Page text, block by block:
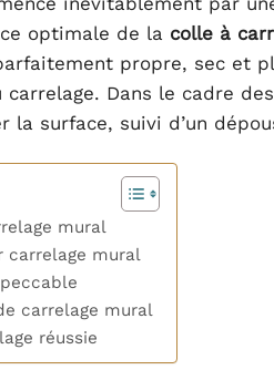
optimale de la colle à
propre, sec et
Dans le cadre des
surface, suivi d’un
mural
carrelage mural
carrelage mural
réussie